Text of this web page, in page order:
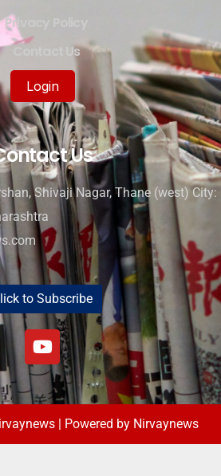
Privacy Policy
Contact Us
Login
Us
Shivaji Nagar, Thane (west) City:
to Subscribe
| Powered by Nirvaynews